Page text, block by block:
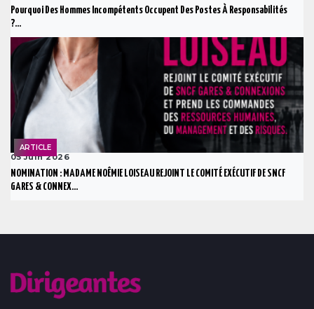
Pourquoi Des Hommes Incompétents Occupent Des Postes À Responsabilités
?...
ARTICLE
05 Juin 2026
NOMINATION : MADAME NOÊMIE LOISEAU REJOINT LE COMITÉ EXÉCUTIF DE SNCF
GARES & CONNEX...